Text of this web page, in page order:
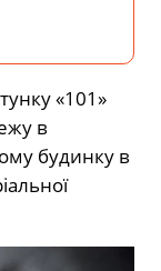
«101»
в
будинку в